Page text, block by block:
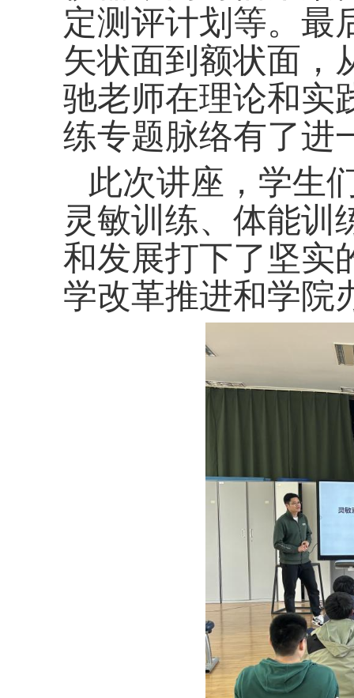
定测评计划等。最
矢状面到额状面，
驰老师在理论和实
练专题脉络有了进
此次讲座，学生
灵敏训练、体能训
和发展打下了坚实
学改革推进和学院